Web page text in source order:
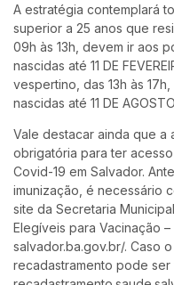
A estratégia contemplará
superior a 25 anos que
09h às 13h, devem ir aos
nascidas até 11 DE
vespertino, das 13h às
nascidas até 11 DE
Vale destacar ainda que a
obrigatória para ter
Covid-19 em Salvador.
imunização, é necessário
site da Secretaria
Elegíveis para Vacinação
salvador.ba.gov.br/. Caso
recadastramento pode